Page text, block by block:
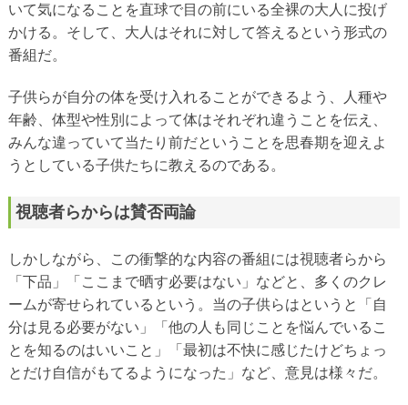
いて気になることを直球で目の前にいる全裸の大人に投げ
かける。そして、大人はそれに対して答えるという形式の
番組だ。
子供らが自分の体を受け入れることができるよう、人種や
年齢、体型や性別によって体はそれぞれ違うことを伝え、
みんな違っていて当たり前だということを思春期を迎えよ
うとしている子供たちに教えるのである。
視聴者らからは賛否両論
しかしながら、この衝撃的な内容の番組には視聴者らから
「下品」「ここまで晒す必要はない」などと、多くのクレ
ームが寄せられているという。当の子供らはというと「自
分は見る必要がない」「他の人も同じことを悩んでいるこ
とを知るのはいいこと」「最初は不快に感じたけどちょっ
とだけ自信がもてるようになった」など、意見は様々だ。